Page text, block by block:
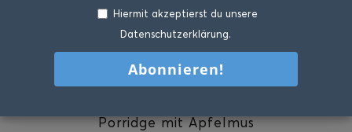
Porridge mit Apfelmus
Hiermit akzeptierst du unsere
Datenschutzerklärung.